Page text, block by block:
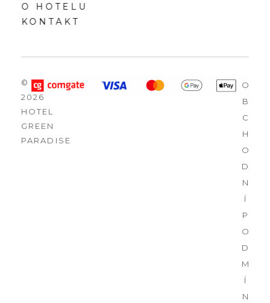
O HOTELU
KONTAKT
©
2026
HOTEL
GREEN
PARADISE
O
B
C
H
O
D
N
Í
P
O
D
M
Í
N